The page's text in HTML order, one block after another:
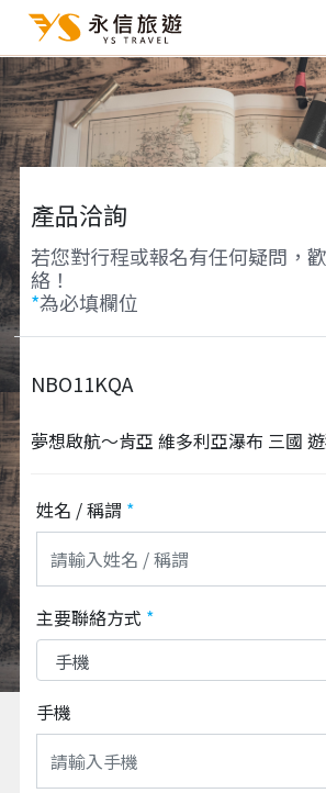
產品洽詢
若您對行程或報名有任何疑問，
絡！
*為必填欄位
NBO11KQA
夢想啟航～肯亞 維多利亞瀑布 三國
姓名 / 稱謂 *
主要聯絡方式 *
手機